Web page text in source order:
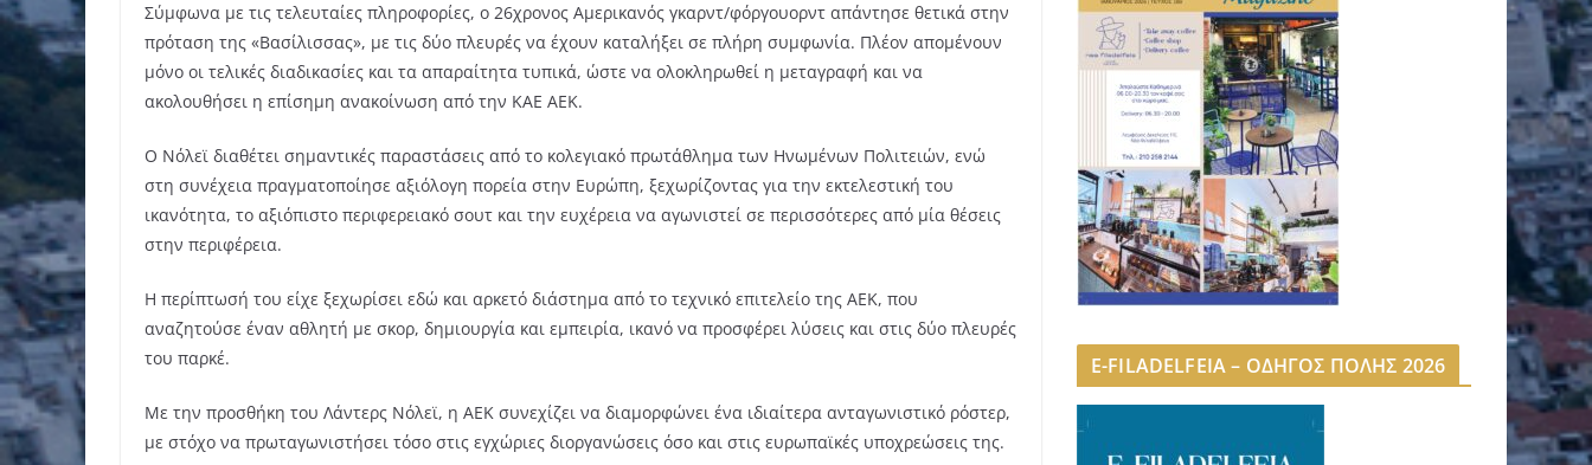
Σύμφωνα με τις τελευταίες πληροφορίες, ο 26χρονος Αμερικανός γκαρντ/φόργουορντ απάντησε θετικά στην
πρόταση της «Βασίλισσας», με τις δύο πλευρές να έχουν καταλήξει σε πλήρη συμφωνία. Πλέον απομένουν
μόνο οι τελικές διαδικασίες και τα απαραίτητα τυπικά, ώστε να ολοκληρωθεί η μεταγραφή και να
ακολουθήσει η επίσημη ανακοίνωση από την ΚΑΕ ΑΕΚ.
Ο Νόλεϊ διαθέτει σημαντικές παραστάσεις από το κολεγιακό πρωτάθλημα των Ηνωμένων Πολιτειών, ενώ
στη συνέχεια πραγματοποίησε αξιόλογη πορεία στην Ευρώπη, ξεχωρίζοντας για την εκτελεστική του
ικανότητα, το αξιόπιστο περιφερειακό σουτ και την ευχέρεια να αγωνιστεί σε περισσότερες από μία θέσεις
στην περιφέρεια.
Η περίπτωσή του είχε ξεχωρίσει εδώ και αρκετό διάστημα από το τεχνικό επιτελείο της ΑΕΚ, που
αναζητούσε έναν αθλητή με σκορ, δημιουργία και εμπειρία, ικανό να προσφέρει λύσεις και στις δύο πλευρές
του παρκέ.
Με την προσθήκη του Λάντερς Νόλεϊ, η ΑΕΚ συνεχίζει να διαμορφώνει ένα ιδιαίτερα ανταγωνιστικό ρόστερ,
με στόχο να πρωταγωνιστήσει τόσο στις εγχώριες διοργανώσεις όσο και στις ευρωπαϊκές υποχρεώσεις της.
E-FILADELFEIA – ΟΔΗΓΟΣ ΠΟΛΗΣ 2026